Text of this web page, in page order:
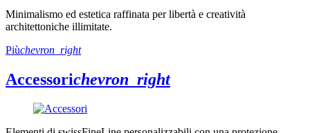
Minimalismo ed estetica raffinata per libertà e creatività
architettoniche illimitate.
Piùchevron_right
Accessorichevron_right